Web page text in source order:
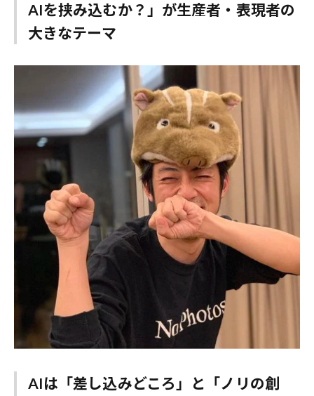
AIを挟み込むか？」が生産者・表現者の
大きなテーマ
AIは「差し込みどころ」と「ノリの創